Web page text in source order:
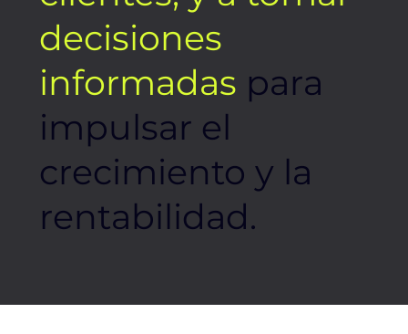
decisiones
informadas para
impulsar el
crecimiento y la
rentabilidad.